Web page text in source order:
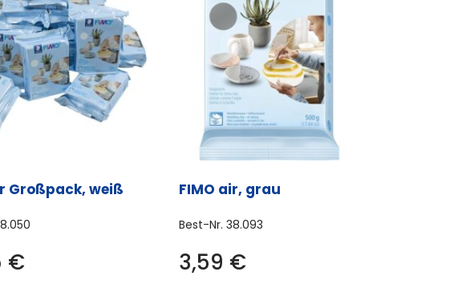
Großpack, weiß
€
FIMO air, grau
Best-Nr.38.093
3,59 €